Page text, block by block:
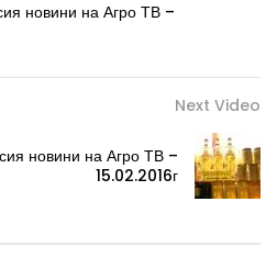
новини на Агро ТВ –
Next Video
новини на Агро ТВ –
15.02.2016г